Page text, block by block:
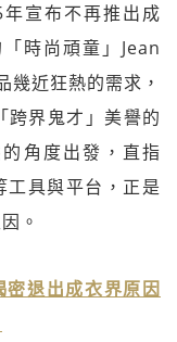
宣布不再推出成
時尚頑童」Jean
近狂熱的需求，
跨界鬼才」美譽的
角度出發，直指
具與平台，正是
。
退出成衣界原因